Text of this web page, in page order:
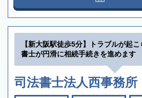
【新大阪駅徒歩5分】トラブルが起
書士が円滑に相続手続きを進めます
司法書士法人西事務所